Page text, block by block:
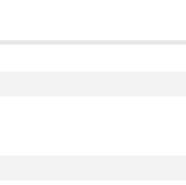
en activo si